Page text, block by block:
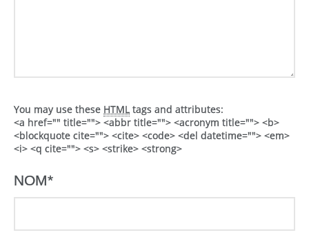
You may use these HTML tags and attributes:
<a href="" title=""> <abbr title=""> <acronym title=""> <b>
<blockquote cite=""> <cite> <code> <del datetime=""> <em>
<i> <q cite=""> <s> <strike> <strong>
NOM*